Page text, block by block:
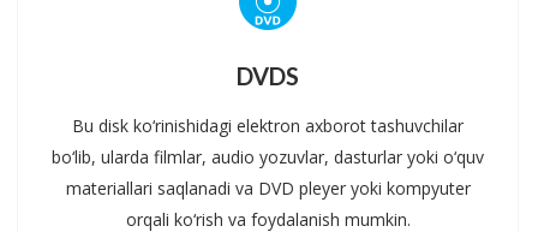
DVDS
Bu disk ko‘rinishidagi elektron axborot tashuvchilar
bo‘lib, ularda filmlar, audio yozuvlar, dasturlar yoki o‘quv
materiallari saqlanadi va DVD pleyer yoki kompyuter
orqali ko‘rish va foydalanish mumkin.